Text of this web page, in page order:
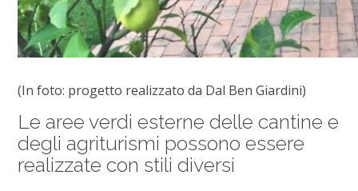
(In foto: progetto realizzato da Dal Ben Giardini)
Le aree verdi esterne delle cantine e
degli agriturismi possono essere
realizzate con stili diversi